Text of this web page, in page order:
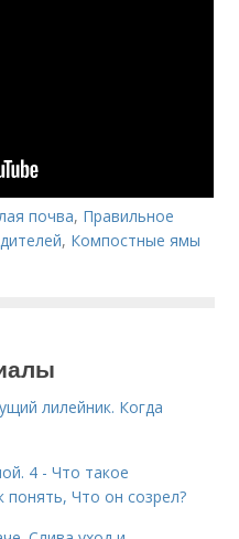
почва, Правильное
, Компостные ямы
лилейник. Когда
4 - Что такое
понять, Что он созрел?